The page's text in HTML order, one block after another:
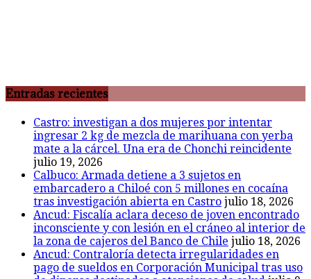
Entradas recientes
Castro: investigan a dos mujeres por intentar
ingresar 2 kg de mezcla de marihuana con yerba
mate a la cárcel. Una era de Chonchi reincidente
julio 19, 2026
Calbuco: Armada detiene a 3 sujetos en
embarcadero a Chiloé con 5 millones en cocaína
tras investigación abierta en Castro julio 18, 2026
Ancud: Fiscalía aclara deceso de joven encontrado
inconsciente y con lesión en el cráneo al interior de
la zona de cajeros del Banco de Chile julio 18, 2026
Ancud: Contraloría detecta irregularidades en
pago de sueldos en Corporación Municipal tras uso